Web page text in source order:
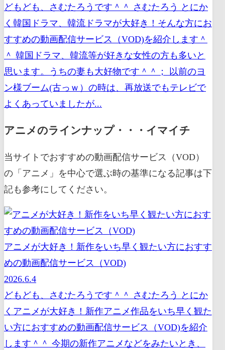
どもども、さむたろうです＾＾ さむたろう とにか
く韓国ドラマ、韓流ドラマが大好き！そんな方にお
すすめの動画配信サービス（VOD)を紹介します＾
＾ 韓国ドラマ、韓流等が好きな女性の方も多いと
思います。うちの妻も大好物です＾＾； 以前のヨ
ン様ブーム(古っｗ）の時は、再放送でもテレビで
よくあっていましたが...
アニメのラインナップ・・・イマイチ
当サイトでおすすめの動画配信サービス（VOD）
の「アニメ」を中心で選ぶ時の基準になる記事は下
記も参考にしてください。
アニメが大好き！新作をいち早く観たい方におすす
めの動画配信サービス（VOD)
2026.6.4
どもども、さむたろうです＾＾ さむたろう とにか
くアニメが大好き！新作アニメ作品をいち早く観た
い方におすすめの動画配信サービス（VOD)を紹介
します＾＾ 今期の新作アニメなどをみたいとき、